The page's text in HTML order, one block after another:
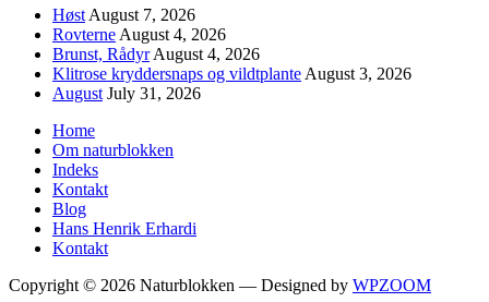
Høst August 7, 2026
Rovterne August 4, 2026
Brunst, Rådyr August 4, 2026
Klitrose kryddersnaps og vildtplante August 3, 2026
August July 31, 2026
Home
Om naturblokken
Indeks
Kontakt
Blog
Hans Henrik Erhardi
Kontakt
Copyright © 2026 Naturblokken — Designed by WPZOOM